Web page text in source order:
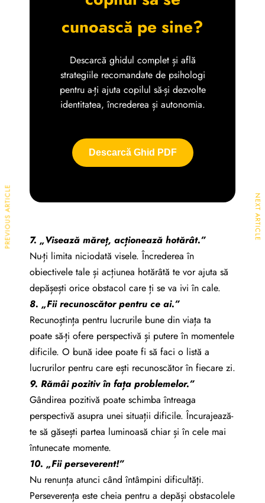
cunoască pe sine?
Descarcă ghidul complet și află
strategiile recomandate de psihologi
pentru a-ți ajuta copilul să-și dezvolte
identitatea, încrederea și autonomia.
Descarcă Ghid PDF
7. „Visează măreț, acționează hotărât.”
Nu-ți limita niciodată visele. Încrederea în
obiectivele tale și acțiunea hotărâtă te vor ajuta să
depășești orice obstacol care ți se va ivi în cale.
8. „Fii recunoscător pentru ce ai.”
Recunoștința pentru lucrurile bune din viața ta
poate să-ți ofere perspectivă și putere în momentele
dificile. O bună idee poate fi să faci o listă a
lucrurilor pentru care ești recunoscător în fiecare zi.
9. Rămâi pozitiv în fața problemelor.”
Gândirea pozitivă poate schimba întreaga
perspectivă asupra unei situații dificile. Încurajează-
te să găsești partea luminoasă chiar și în cele mai
întunecate momente.
10. „Fii perseverent!”
Nu renunța atunci când întâmpini dificultăți.
Perseverența este cheia pentru a depăși obstacolele
PREVIOUS ARTICLE NEXT ARTICLE